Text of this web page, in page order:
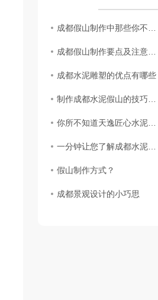
成都水泥雕塑的优点有哪些
假山制作方式？
成都景观设计的小巧思